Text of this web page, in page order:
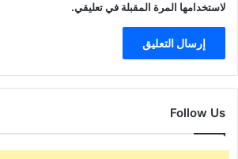
لاستخدامها المرة المقبلة في تعليقي.
Follow Us